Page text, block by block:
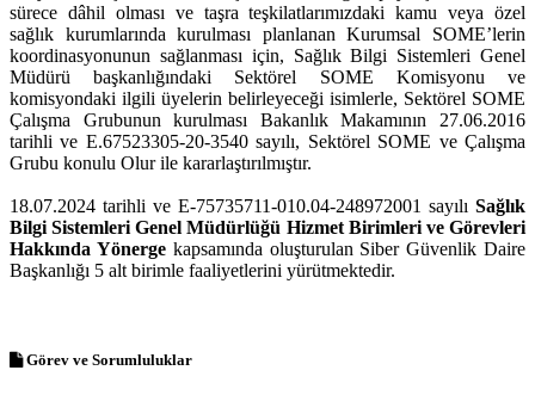
sürece dâhil olması ve taşra teşkilatlarımızdaki kamu veya özel
sağlık kurumlarında kurulması planlanan Kurumsal SOME’lerin
koordinasyonunun sağlanması için, Sağlık Bilgi Sistemleri Genel
Müdürü başkanlığındaki Sektörel SOME Komisyonu ve
komisyondaki ilgili üyelerin belirleyeceği isimlerle, Sektörel SOME
Çalışma Grubunun kurulması Bakanlık Makamının 27.06.2016
tarihli ve E.67523305-20-3540 sayılı, Sektörel SOME ve Çalışma
Grubu konulu Olur ile kararlaştırılmıştır.
18.07.2024 tarihli ve E-75735711-010.04-248972001 sayılı Sağlık
Bilgi Sistemleri Genel Müdürlüğü Hizmet Birimleri ve Görevleri
Hakkında Yönergekapsamında oluşturulan Siber Güvenlik Daire
Başkanlığı 5 alt birimle faaliyetlerini yürütmektedir.
Görev ve Sorumluluklar